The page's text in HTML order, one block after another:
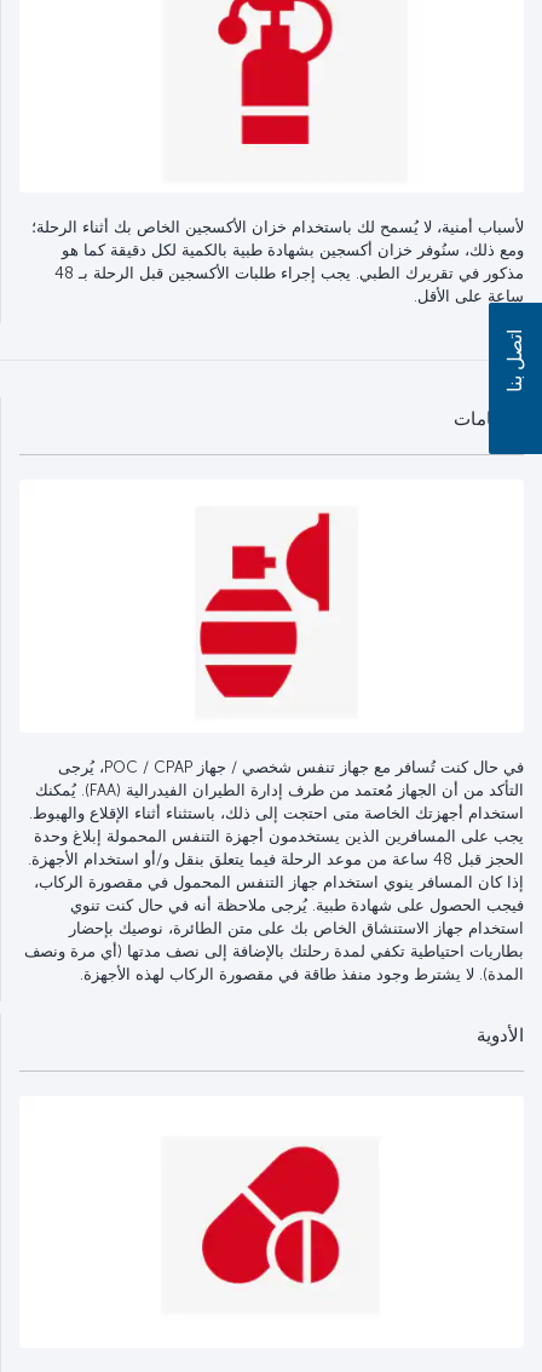
لأسباب أمنية، لا يُسمح لك باستخدام خزان الأكسجين الخاص بك أثناء الرحلة؛
ومع ذلك، سنُوفر خزان أكسجين بشهادة طبية بالكمية لكل دقيقة كما هو
مذكور في تقريرك الطبي. يجب إجراء طلبات الأكسجين قبل الرحلة بـ 48
ساعة على الأقل.
الكمامات
في حال كنت تُسافر مع جهاز تنفس شخصي / جهاز POC / CPAP، يُرجى
التأكد من أن الجهاز مُعتمد من طرف إدارة الطيران الفيدرالية (FAA). يُمكنك
استخدام أجهزتك الخاصة متى احتجت إلى ذلك، باستثناء أثناء الإقلاع والهبوط.
يجب على المسافرين الذين يستخدمون أجهزة التنفس المحمولة إبلاغ وحدة
الحجز قبل 48 ساعة من موعد الرحلة فيما يتعلق بنقل و/أو استخدام الأجهزة.
إذا كان المسافر ينوي استخدام جهاز التنفس المحمول في مقصورة الركاب،
فيجب الحصول على شهادة طبية. يُرجى ملاحظة أنه في حال كنت تنوي
استخدام جهاز الاستنشاق الخاص بك على متن الطائرة، نوصيك بإحضار
بطاريات احتياطية تكفي لمدة رحلتك بالإضافة إلى نصف مدتها (أي مرة ونصف
المدة). لا يشترط وجود منفذ طاقة في مقصورة الركاب لهذه الأجهزة.
الأدوية
اتصل بنا